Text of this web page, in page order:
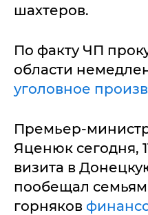
шахтеров.
По факту ЧП
области
уголовное
Премьер-
Яценюк сегодня,
визита в
пообещал
горняков